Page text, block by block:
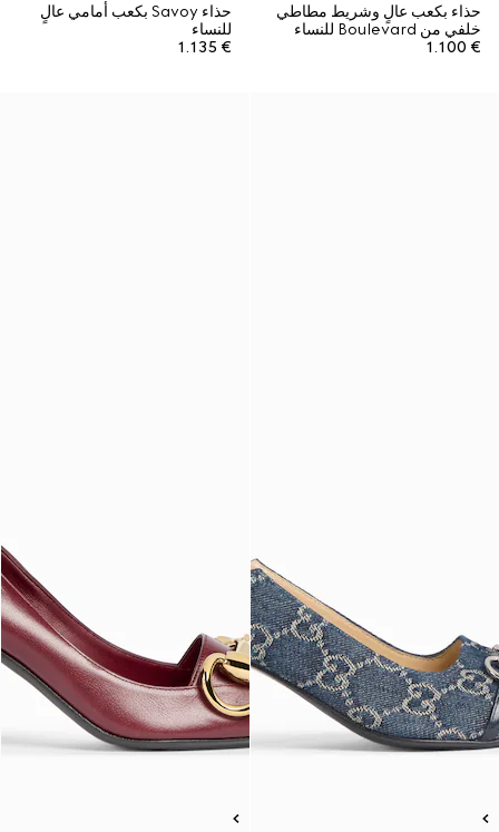
حذاء بكعب عالٍ وشريط مطاطي
خلفي من Boulevard للنساء
€ 1.100
حذاء Savoy بكعب أمامي عالٍ
للنساء
€ 1.135